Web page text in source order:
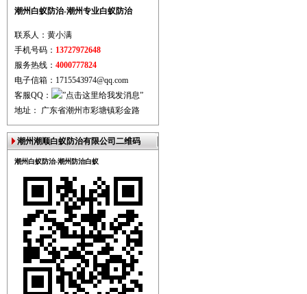
潮州白蚁防治-潮州专业白蚁防治
联系人：黄小满
手机号码： 13727972648
服务热线： 4000777824
电子信箱：1715543974@qq.com
客服QQ：
地址： 广东省潮州市彩塘镇彩金路
潮州潮顺白蚁防治有限公司二维码
潮州白蚁防治-潮州防治白蚁